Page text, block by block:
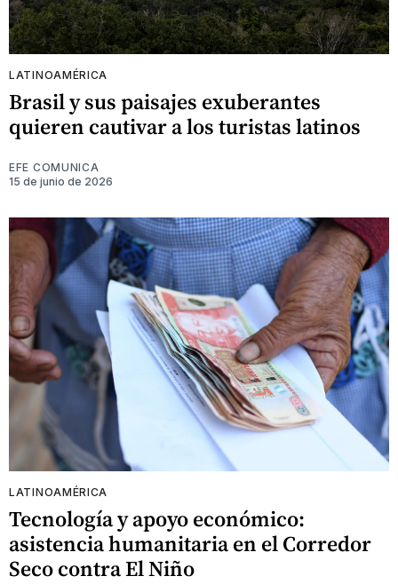
LATINOAMÉRICA
Brasil y sus paisajes exuberantes
quieren cautivar a los turistas latinos
EFE COMUNICA
15 de junio de 2026
LATINOAMÉRICA
Tecnología y apoyo económico:
asistencia humanitaria en el Corredor
Seco contra El Niño